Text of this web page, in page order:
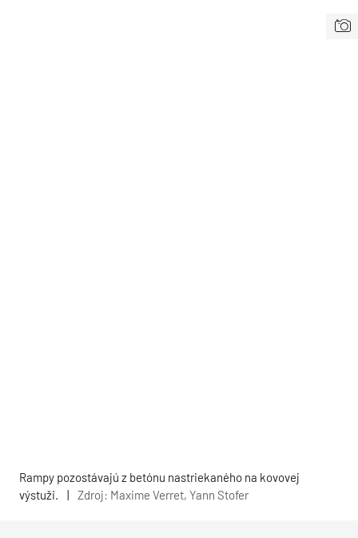
Rampy pozostávajú z betónu nastriekaného na kovovej
výstuži.
| Zdroj: Maxime Verret, Yann Stofer